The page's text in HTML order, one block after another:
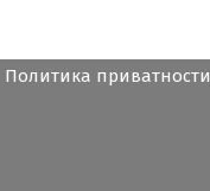
Политика приватности